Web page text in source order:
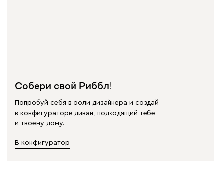
Собери свой Риббл!
Попробуй себя в роли дизайнера и создай
в конфигураторе диван, подходящий тебе
и твоему дому.
В конфигуратор